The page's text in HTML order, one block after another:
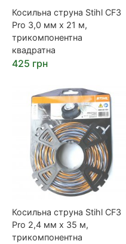
Косильна струна Stihl CF3
Pro 3,0 мм х 21 м,
трикомпонентна
квадратна
425 грн
Косильна струна Stihl CF3
Pro 2,4 мм х 35 м,
трикомпонентна